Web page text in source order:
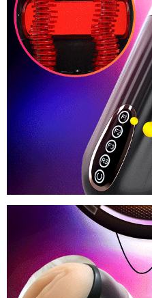
Ấm
Phê
Nhật
Bản
FreeLander
Giả
Tự
Động
Thụt